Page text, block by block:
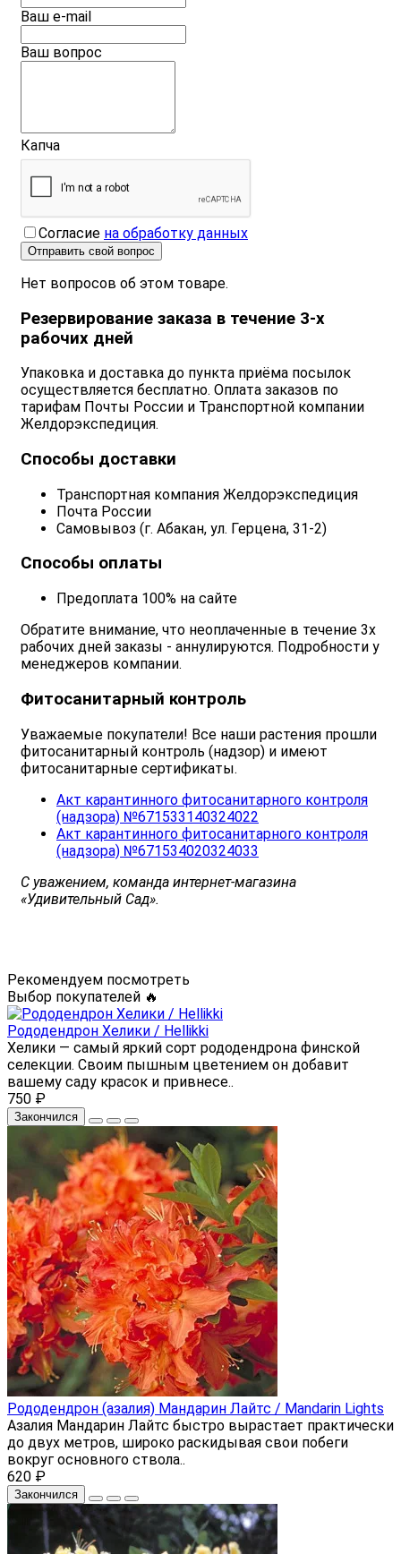
Ваш e-mail
Ваш вопрос
Капча
Согласие на обработку данных
Отправить свой вопрос
Нет вопросов об этом товаре.
Резервирование заказа в течение 3-х
рабочих дней
Упаковка и доставка до пункта приёма посылок
осуществляется бесплатно. Оплата заказов по
тарифам Почты России и Транспортной компании
Желдорэкспедиция.
Способы доставки
Транспортная компания Желдорэкспедиция
Почта России
Самовывоз (г. Абакан, ул. Герцена, 31-2)
Способы оплаты
Предоплата 100% на сайте
Обратите внимание, что неоплаченные в течение 3х
рабочих дней заказы - аннулируются. Подробности у
менеджеров компании.
Фитосанитарный контроль
Уважаемые покупатели! Все наши растения прошли
фитосанитарный контроль (надзор) и имеют
фитосанитарные сертификаты.
Акт карантинного фитосанитарного контроля
(надзора) №671533140324022
Акт карантинного фитосанитарного контроля
(надзора) №671534020324033
С уважением, команда интернет-магазина
«Удивительный Сад».
Рекомендуем посмотреть
Выбор покупателей 🔥
Рододендрон Хелики / Нellikki
Хелики — самый яркий сорт рододендрона финской
селекции. Своим пышным цветением он добавит
вашему саду красок и привнесе..
750 ₽
Закончился
Рододендрон (азалия) Мандарин Лайтс / Mandarin Lights
Азалия Мандарин Лайтс быстро вырастает практически
до двух метров, широко раскидывая свои побеги
вокруг основного ствола..
620 ₽
Закончился